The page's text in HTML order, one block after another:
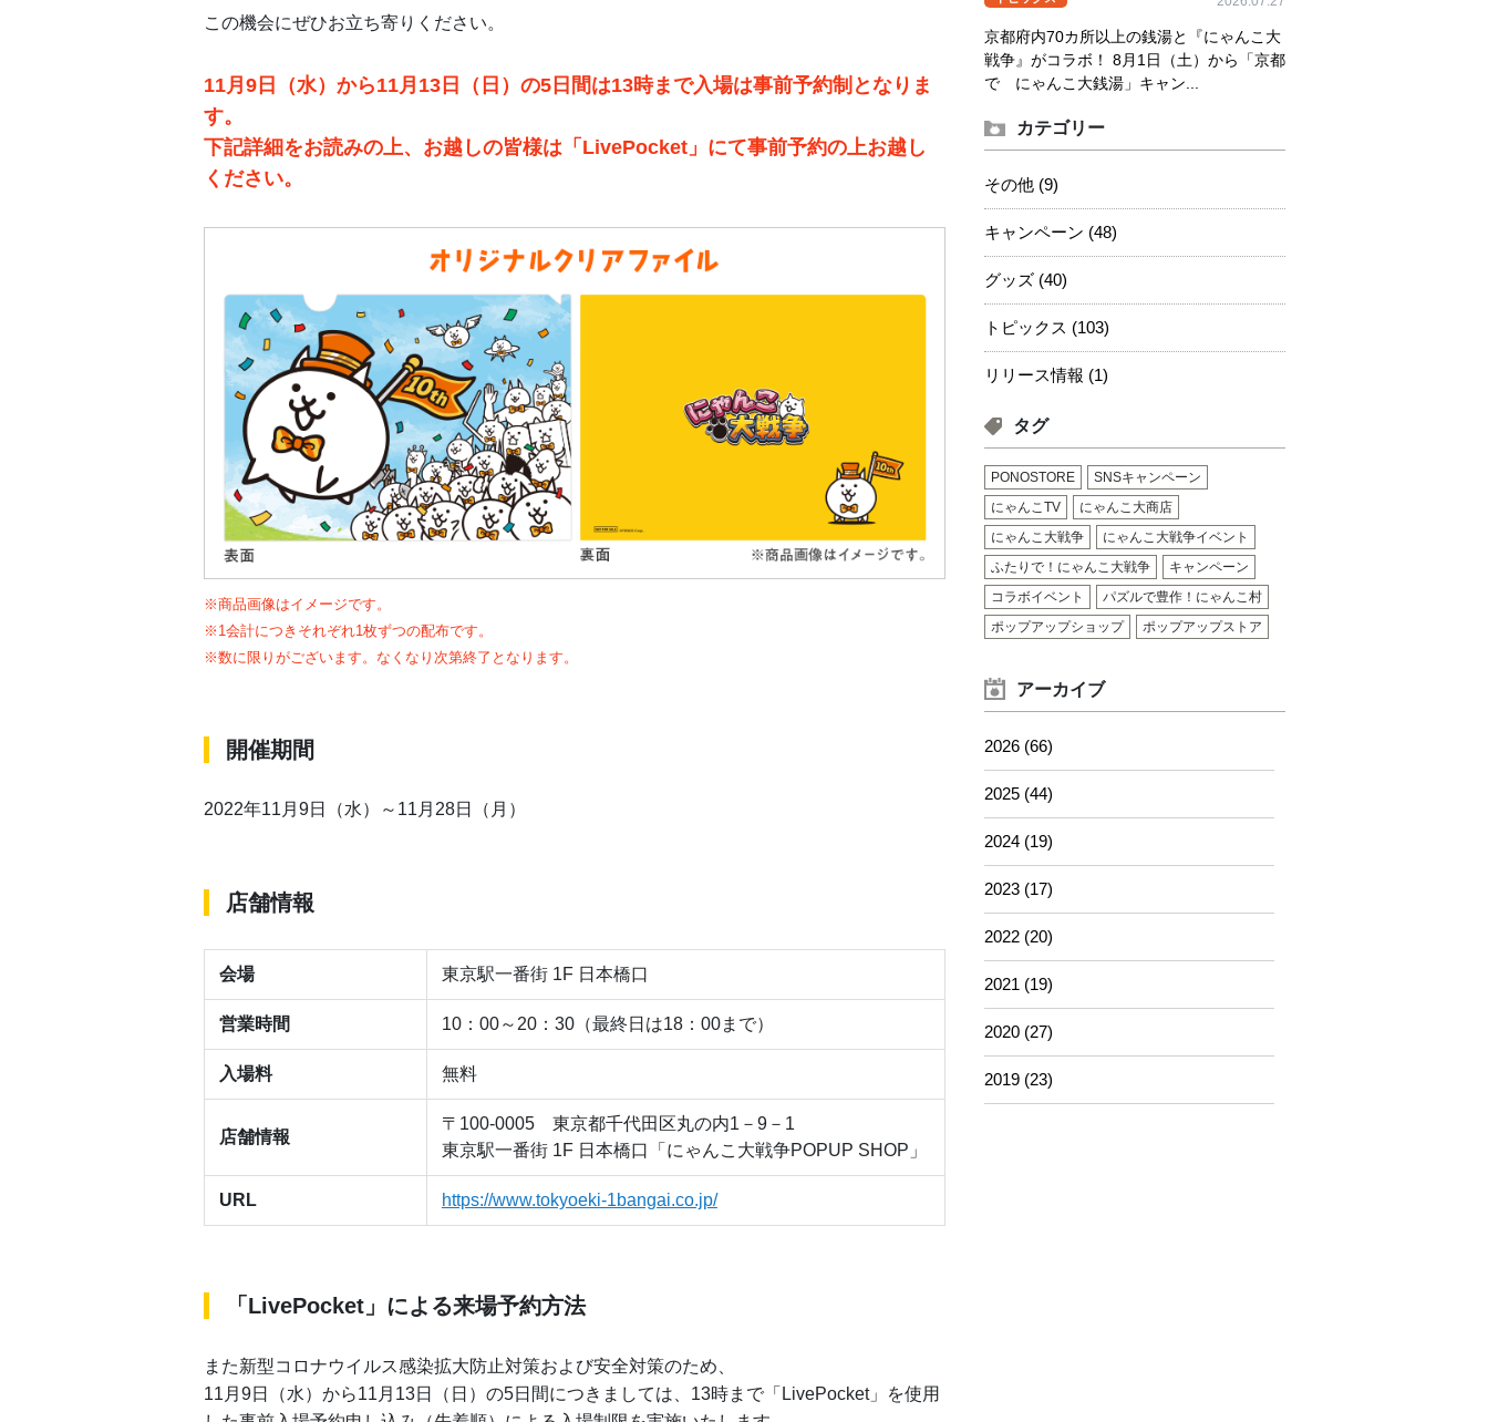
この機会にぜひお立ち寄りください。
11月9日（水）から11月13日（日）の5日間は13時まで入場は事前予約制となりま
す。
下記詳細をお読みの上、お越しの皆様は「LivePocket」にて事前予約の上お越し
ください。
※商品画像はイメージです。
※1会計につきそれぞれ1枚ずつの配布です。
※数に限りがございます。なくなり次第終了となります。
開催期間
2022年11月9日（水）～11月28日（月）
店舗情報
会場 東京駅一番街 1F 日本橋口
営業時間 10：00～20：30（最終日は18：00まで）
入場料 無料
店舗情報
〒100-0005 東京都千代田区丸の内1－9－1
東京駅一番街 1F 日本橋口「にゃんこ大戦争POPUP SHOP」
URL https://www.tokyoeki-1bangai.co.jp/
「LivePocket」による来場予約方法
また新型コロナウイルス感染拡大防止対策および安全対策のため、
11月9日（水）から11月13日（日）の5日間につきましては、13時まで「LivePocket」を使用
京都府内70カ所以上の銭湯と『にゃんこ大
戦争』がコラボ！ 8月1日（土）から「京都
で にゃんこ大銭湯」キャン...
カテゴリー
その他 (9)
キャンペーン (48)
グッズ (40)
トピックス (103)
リリース情報 (1)
タグ
PONOSTORE
SNSキャンペーン
にゃんこTV
にゃんこ大商店
にゃんこ大戦争
にゃんこ大戦争イベント
ふたりで！にゃんこ大戦争
キャンペーン
コラボイベント
パズルで豊作！にゃんこ村
ポップアップショップ
ポップアップストア
アーカイブ
2026 (66)
2025 (44)
2024 (19)
2023 (17)
2022 (20)
2021 (19)
2020 (27)
2019 (23)